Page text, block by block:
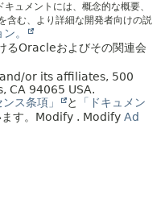
ュメントには、概念的な概要、
含む、より詳細な開発者向けの説
。
るOracleおよびその関連会
or its affiliates, 500
CA 94065 USA.
ンス条項」 と
「ドキュメン
す。 Modify . Modify Ad